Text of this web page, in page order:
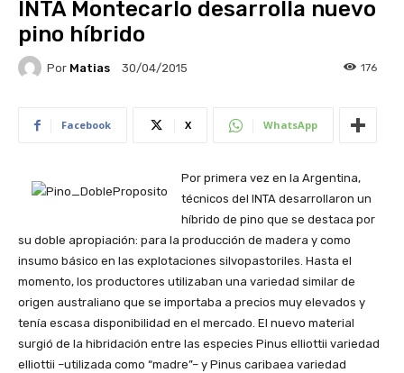
INTA Montecarlo desarrolla nuevo
pino híbrido
Por Matias 30/04/2015 176
Facebook X WhatsApp
Por primera vez en la Argentina,
técnicos del INTA desarrollaron un
híbrido de pino que se destaca por
su doble apropiación: para la producción de madera y como
insumo básico en las explotaciones silvopastoriles. Hasta el
momento, los productores utilizaban una variedad similar de
origen australiano que se importaba a precios muy elevados y
tenía escasa disponibilidad en el mercado. El nuevo material
surgió de la hibridación entre las especies Pinus elliottii variedad
elliottii –utilizada como “madre”– y Pinus caribaea variedad